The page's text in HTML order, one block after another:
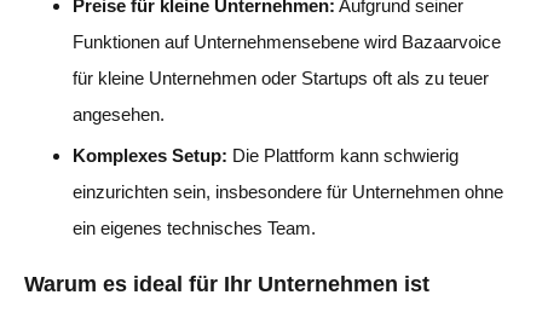
Preise für kleine Unternehmen: Aufgrund seiner
Funktionen auf Unternehmensebene wird Bazaarvoice
für kleine Unternehmen oder Startups oft als zu teuer
angesehen.
Komplexes Setup: Die Plattform kann schwierig
einzurichten sein, insbesondere für Unternehmen ohne
ein eigenes technisches Team.
Warum es ideal für Ihr Unternehmen ist